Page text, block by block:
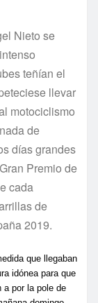
Nieto se
teñían el
llevar
motociclismo
de
días grandes
Premio de
cada
de
2019.
que llegaban
idónea para que
a por la pole de